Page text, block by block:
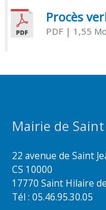
PDF| 1,55 Mo
Mairie de
22 avenue de Saint
CS 10000
17770 Saint Hilaire
Tél : 05.46.95.30.05